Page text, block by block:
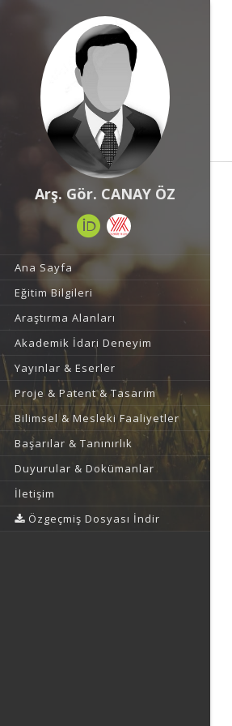
Arş. Gör. CANAY ÖZ
Ana Sayfa
Eğitim Bilgileri
Araştırma Alanları
Akademik İdari Deneyim
Yayınlar & Eserler
Proje & Patent & Tasarım
Bilimsel & Mesleki Faaliyetler
Başarılar & Tanınırlık
Duyurular & Dokümanlar
İletişim
Özgeçmiş Dosyası İndir